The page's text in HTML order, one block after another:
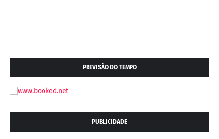
PREVISÃO DO TEMPO
PUBLICIDADE